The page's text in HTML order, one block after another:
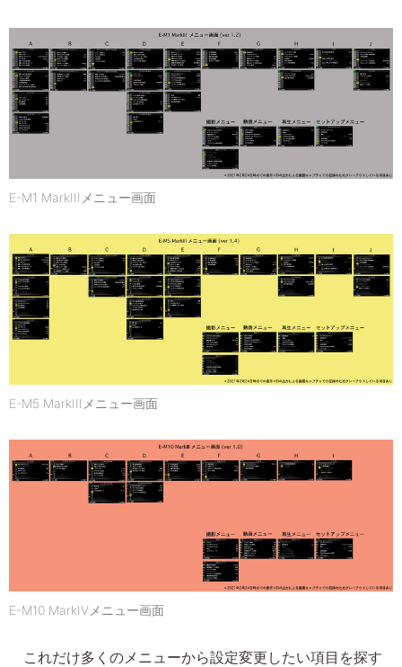
E-M1 MarkIIIメニュー画面
E-M5 MarkIIIメニュー画面
E-M10 MarkIVメニュー画面
これだけ多くのメニューから設定変更したい項目を探す